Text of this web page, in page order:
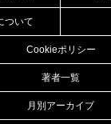
ついて
Cookieポリシー
著者一覧
月別アーカイブ